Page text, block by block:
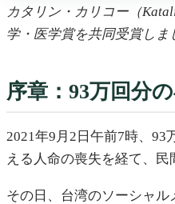
カタリン・カリコー（
学・医学賞を共同受賞しま
序章：93万回分
2021年9月2日午前7時、93
える人命の喪失を経て、
その日、台湾のソーシャ